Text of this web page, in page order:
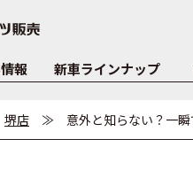
報 新車ラインナップ
堺店 意外と知らない？一